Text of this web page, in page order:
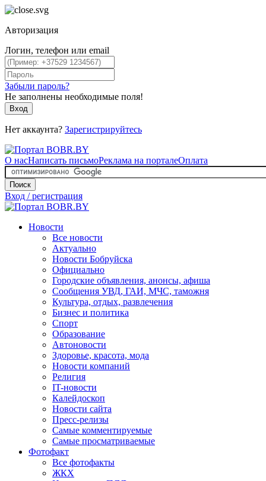
Авторизация
Логин, телефон или email
Забыли пароль?
Не заполнены необходимые поля!
Вход
Нет аккаунта? Зарегистрируйтесь
О насНаписать письмоРеклама на порталеОплата
Поиск
Вход / регистрация
Новости
Все новости
Актуально
Новости Бобруйска
Официально
Городские объявления, анонсы, афиша
Сообщения УВД, ГАИ, МЧС, таможня
Культура, отдых, развлечения
Бизнес и политика
Спорт
Образование
Автоновости
Здоровье, красота, мода
Новости компаний
Религия
IT-новости
Калейдоскоп
Новости сайта
Пресс-релизы
Самые комментируемые
Самые просматриваемые
Фотофакт
Все фотофакты
ЖКХ